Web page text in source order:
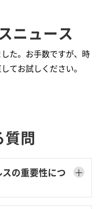
ニュース
た。お手数ですが、時
てお試しください。
質問
の重要性につ
＋